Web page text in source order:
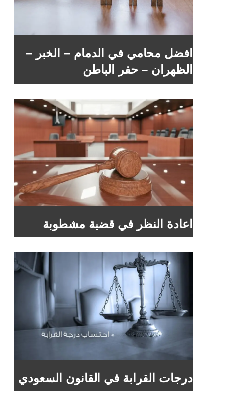
افضل محامي في الدمام – الخبر –
الظهران – حفر الباطن
اعادة النظر في قضية مشطوبة
درجات القرابة في القانون السعودي